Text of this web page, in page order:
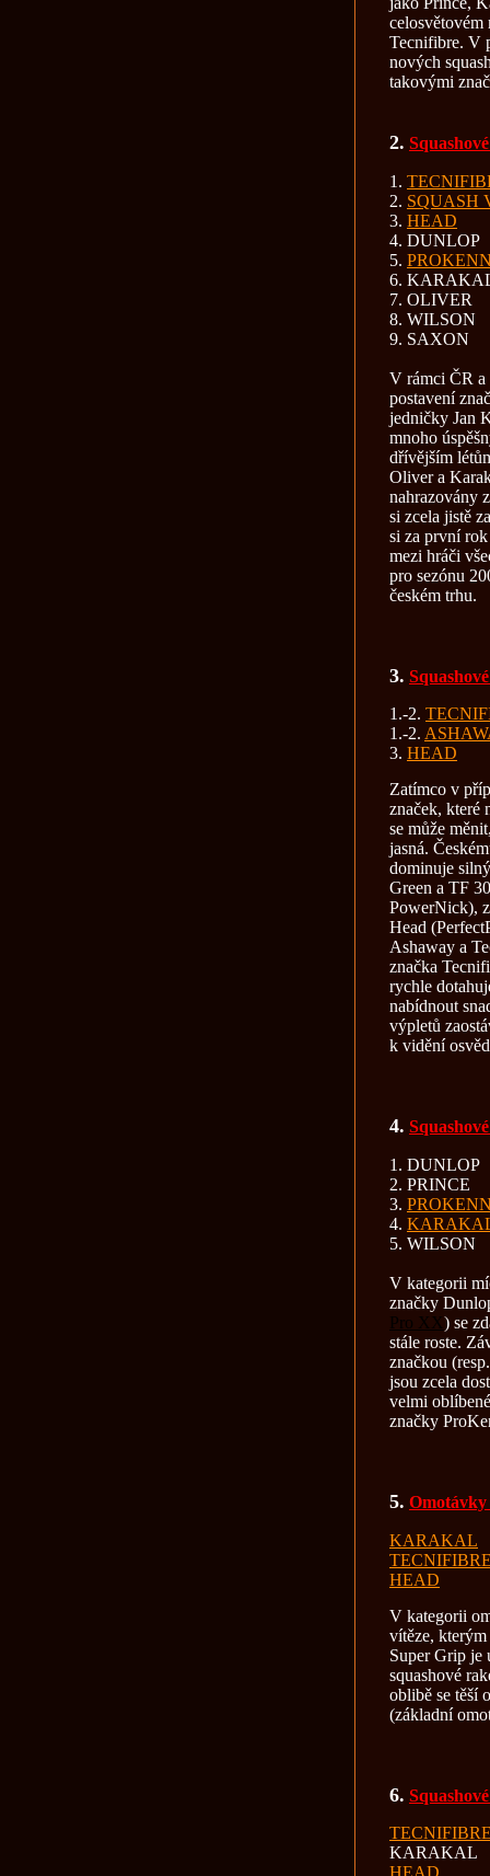
celosvětovém
Tecnifibre. V
nových
takovými
2.
1.
2. SQUASH
3. HEAD
4. DUNLOP
5.
6.
7. OLIVER
8. WILSON
9. SAXON
V rámci ČR a
postavení
jedničky Jan
mnoho
dřívějším
Oliver a
nahrazovány
si zcela jistě
si za první
mezi hráči
pro sezónu
českém trhu.
3.
1.-2.
1.-2.
3. HEAD
Zatímco v
značek, které
se může
jasná.
dominuje
Green a TF
PowerNick),
Head
Ashaway a
značka
rychle
nabídnout
výpletů
k vidění
4.
1. DUNLOP
2. PRINCE
3.
4.
5. WILSON
V kategorii
značky
Pro XX) se
stále roste.
značkou
jsou zcela
velmi
značky
5.
KARAKAL
HEAD
V kategorii
vítěze,
Super Grip je
squashové
oblibě se těší
(základní
6.
KARAKAL